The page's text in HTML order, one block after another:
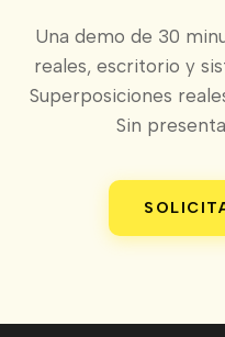
Una demo de 30
reales, escritorio y
Superposiciones
Sin